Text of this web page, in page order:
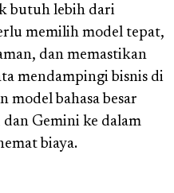
butuh lebih dari
memilih model tepat,
dan memastikan
mendampingi bisnis di
bahasa besar
Gemini ke dalam
biaya.